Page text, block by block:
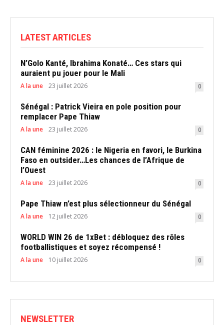
LATEST ARTICLES
N’Golo Kanté, Ibrahima Konaté… Ces stars qui
auraient pu jouer pour le Mali
A la une 23 juillet 2026 0
Sénégal : Patrick Vieira en pole position pour
remplacer Pape Thiaw
A la une 23 juillet 2026 0
CAN féminine 2026 : le Nigeria en favori, le Burkina
Faso en outsider…Les chances de l’Afrique de
l’Ouest
A la une 23 juillet 2026 0
Pape Thiaw n’est plus sélectionneur du Sénégal
A la une 12 juillet 2026 0
WORLD WIN 26 de 1xBet : débloquez des rôles
footballistiques et soyez récompensé !
A la une 10 juillet 2026 0
NEWSLETTER